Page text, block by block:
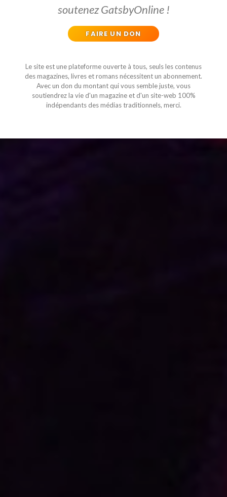
soutenez GatsbyOnline !
FAIRE UN DON
Le site est une plateforme ouverte à tous, seuls les contenus
des magazines, livres et romans nécessitent un abonnement.
Avec un don du montant qui vous semble juste, vous
soutiendrez la vie d'un magazine et d'un site-web 100%
indépendants des médias traditionnels, merci.